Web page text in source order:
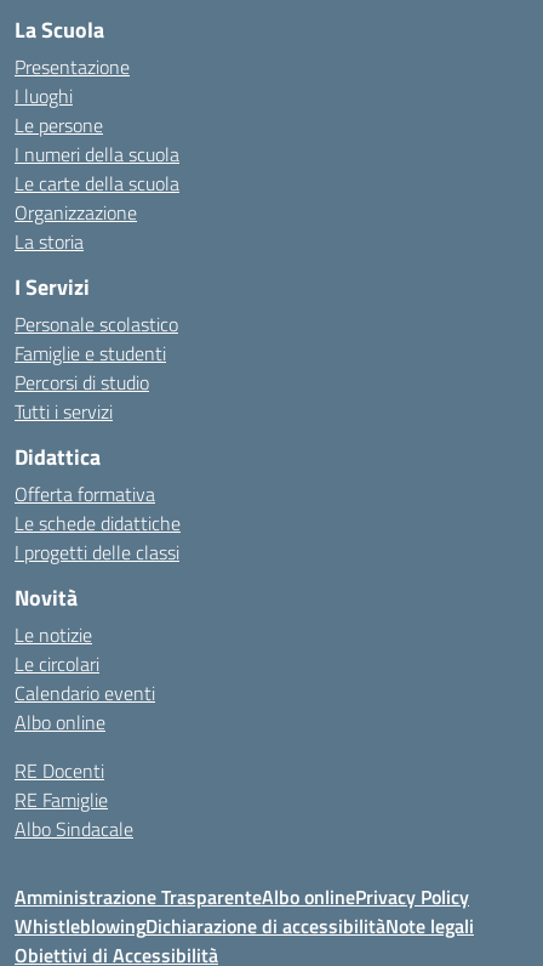
La Scuola
Presentazione
I luoghi
Le persone
I numeri della scuola
Le carte della scuola
Organizzazione
La storia
I Servizi
Personale scolastico
Famiglie e studenti
Percorsi di studio
Tutti i servizi
Didattica
Offerta formativa
Le schede didattiche
I progetti delle classi
Novità
Le notizie
Le circolari
Calendario eventi
Albo online
RE Docenti
RE Famiglie
Albo Sindacale
Amministrazione TrasparenteAlbo onlinePrivacy Policy
WhistleblowingDichiarazione di accessibilitàNote legali
Obiettivi di Accessibilità